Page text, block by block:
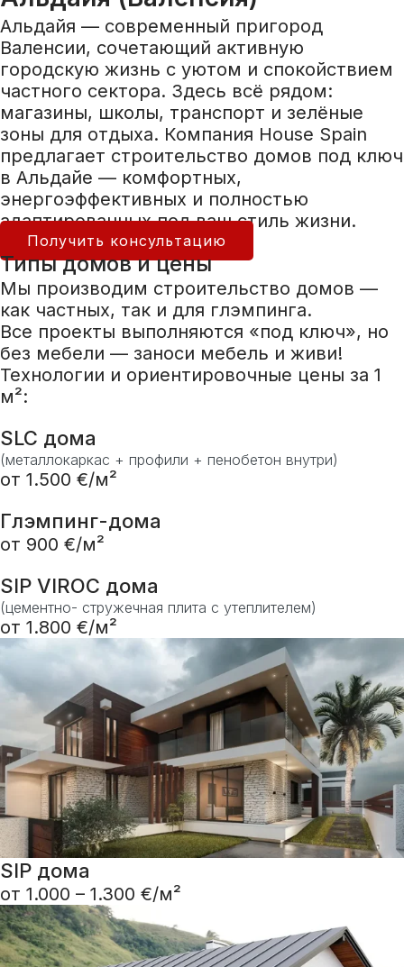
Альдайя — современный пригород
Валенсии, сочетающий активную
городскую жизнь с уютом и спокойствием
частного сектора. Здесь всё рядом:
магазины, школы, транспорт и зелёные
зоны для отдыха. Компания House Spain
предлагает строительство домов под ключ
в Альдайе — комфортных,
энергоэффективных и полностью
адаптированных под ваш стиль жизни.
Получить консультацию
Типы домов и цены
Мы производим строительство домов —
как частных, так и для глэмпинга.
Все проекты выполняются «под ключ», но
без мебели — заноси мебель и живи!
Технологии и ориентировочные цены за 1
м²:
SLC дома
(металлокаркас + профили + пенобетон внутри)
от 1.500 €/м²
Глэмпинг-дома
от 900 €/м²
SIP VIROC дома
(цементно- стружечная плита с утеплителем)
от 1.800 €/м²
SIP дома
от 1.000 – 1.300 €/м²